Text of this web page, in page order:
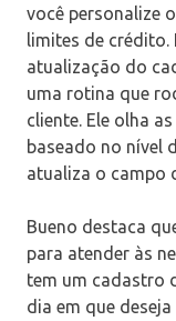
você personalize
limites de crédito.
atualização do
uma rotina que
cliente. Ele olha
baseado no nível
atualiza o campo
Bueno destaca
para atender às
tem um cadastro
dia em que